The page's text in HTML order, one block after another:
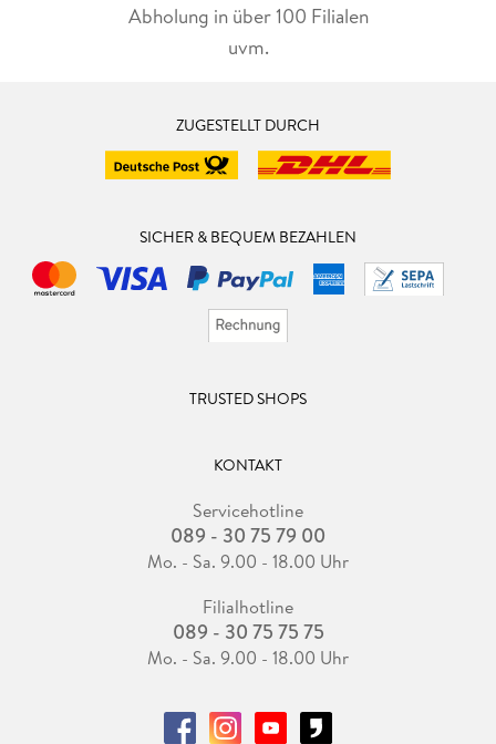
Abholung in über 100 Filialen
uvm.
ZUGESTELLT DURCH
SICHER & BEQUEM BEZAHLEN
TRUSTED SHOPS
KONTAKT
Servicehotline
089 - 30 75 79 00
Mo. - Sa. 9.00 - 18.00 Uhr
Filialhotline
089 - 30 75 75 75
Mo. - Sa. 9.00 - 18.00 Uhr